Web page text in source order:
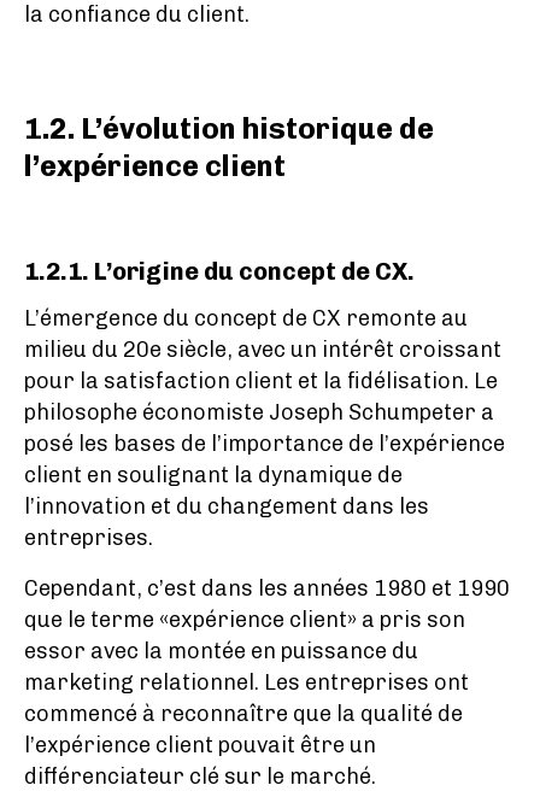
la confiance du client.
1.2. L’évolution historique de
l’expérience client
1.2.1. L’origine du concept de CX.
L’émergence du concept de CX remonte au
milieu du 20e siècle, avec un intérêt croissant
pour la satisfaction client et la fidélisation. Le
philosophe économiste Joseph Schumpeter a
posé les bases de l’importance de l’expérience
client en soulignant la dynamique de
l’innovation et du changement dans les
entreprises.
Cependant, c’est dans les années 1980 et 1990
que le terme «expérience client» a pris son
essor avec la montée en puissance du
marketing relationnel. Les entreprises ont
commencé à reconnaître que la qualité de
l’expérience client pouvait être un
différenciateur clé sur le marché.